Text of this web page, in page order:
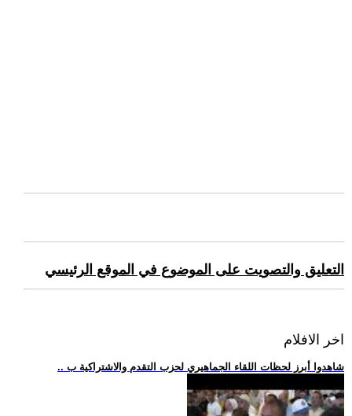
التعليق والتصويت على الموضوع في الموقع الرئيسي
اخر الافلام
.. شاهدوا أبرز لحظات اللقاء الجماهيري لحزب التقدم والاشتراكية ب